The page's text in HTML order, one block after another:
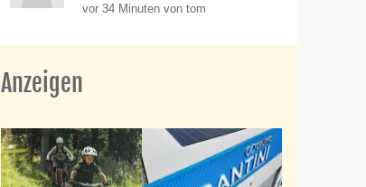
vor 34 Minuten von tom
Anzeigen